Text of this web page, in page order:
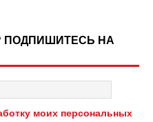
ПОДПИШИТЕСЬ НА
моих персональных